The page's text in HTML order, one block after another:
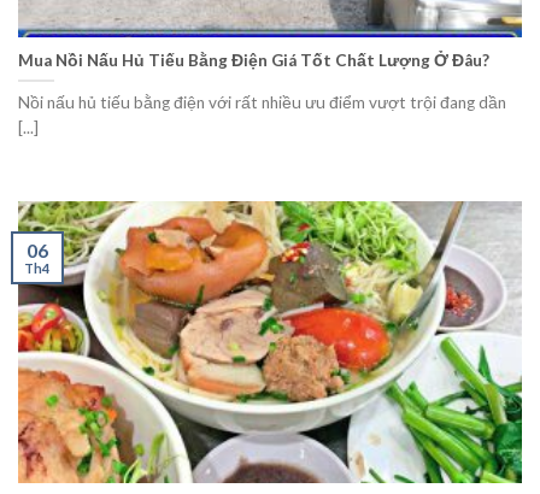
Mua Nồi Nấu Hủ Tiếu Bằng Điện Giá Tốt Chất Lượng Ở Đâu?
Nồi nấu hủ tiếu bằng điện với rất nhiều ưu điểm vượt trội đang dần
[...]
06
Th4